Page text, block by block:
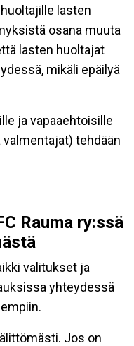
lasten
osana muuta
lasten huoltajat
mikäli epäilyä
ja vapaaehtoisille
tehdään
Rauma ry:ssä
valitukset ja
yhteydessä
Jos on